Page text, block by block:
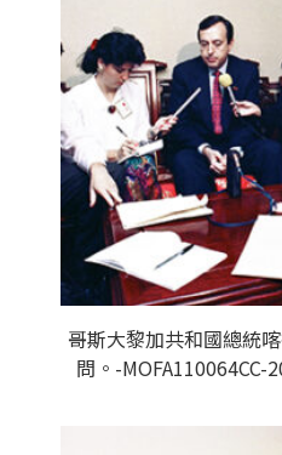
哥斯大黎加共和國總統
問。-